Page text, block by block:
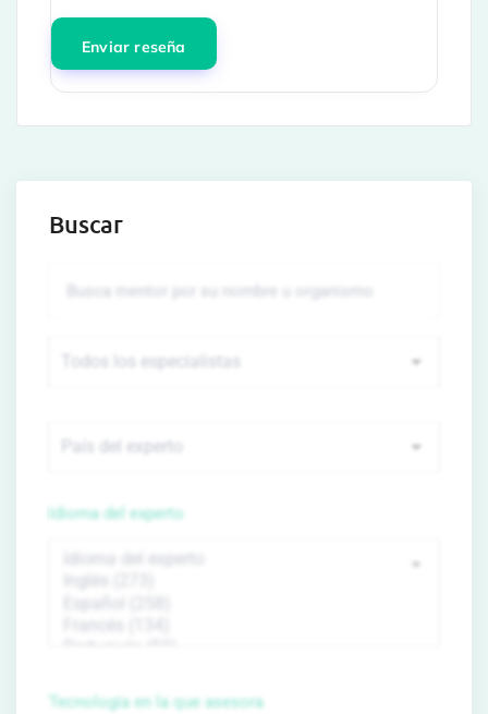
Buscar
Idioma del experto
Tecnología en la que asesora